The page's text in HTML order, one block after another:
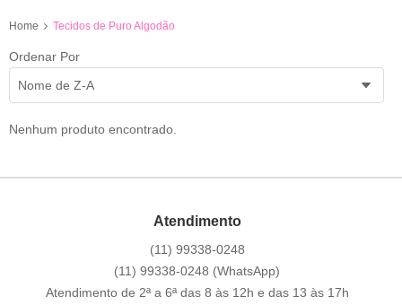
Home Tecidos de Puro Algodão
Ordenar Por
Nome de Z-A
Nenhum produto encontrado.
Atendimento
(11) 99338-0248
(11) 99338-0248 (WhatsApp)
Atendimento de 2ª a 6ª das 8 às 12h e das 13 às 17h